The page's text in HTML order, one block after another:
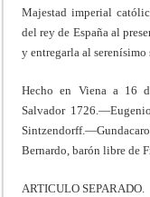
Majestad imperial
del rey de España al
y entregarla al serenísimo
Hecho en Viena a 16
Salvador
Bernardo, barón libre de
ARTICULO SEPARADO.